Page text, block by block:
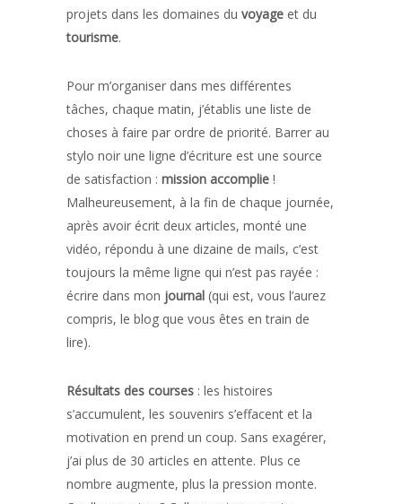
projets dans les domaines du voyage et du
tourisme.
Pour m’organiser dans mes différentes
tâches, chaque matin, j’établis une liste de
choses à faire par ordre de priorité. Barrer au
stylo noir une ligne d’écriture est une source
de satisfaction : mission accomplie !
Malheureusement, à la fin de chaque journée,
après avoir écrit deux articles, monté une
vidéo, répondu à une dizaine de mails, c’est
toujours la même ligne qui n’est pas rayée :
écrire dans mon journal (qui est, vous l’aurez
compris, le blog que vous êtes en train de
lire).
Résultats des courses : les histoires
s’accumulent, les souvenirs s’effacent et la
motivation en prend un coup. Sans exagérer,
j’ai plus de 30 articles en attente. Plus ce
nombre augmente, plus la pression monte.